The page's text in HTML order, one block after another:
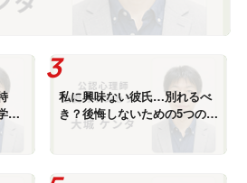
的
私に興味ない彼氏…別れるべ
き？後悔しないための5つの判
断基準